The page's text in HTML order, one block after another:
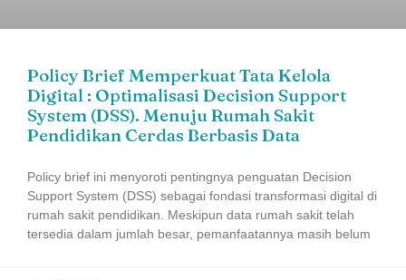
Policy Brief Memperkuat Tata Kelola
Digital : Optimalisasi Decision Support
System (DSS). Menuju Rumah Sakit
Pendidikan Cerdas Berbasis Data
Policy brief ini menyoroti pentingnya penguatan Decision
Support System (DSS) sebagai fondasi transformasi digital di
rumah sakit pendidikan. Meskipun data rumah sakit telah
tersedia dalam jumlah besar, pemanfaatannya masih belum